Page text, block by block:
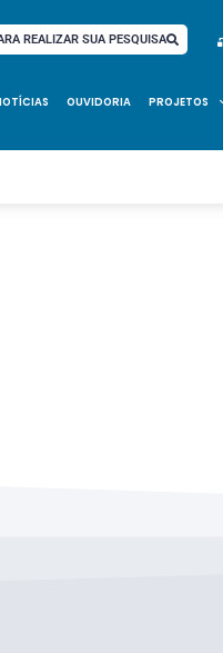
REALIZAR SUA PESQUISA
OUVIDORIA PROJETOS